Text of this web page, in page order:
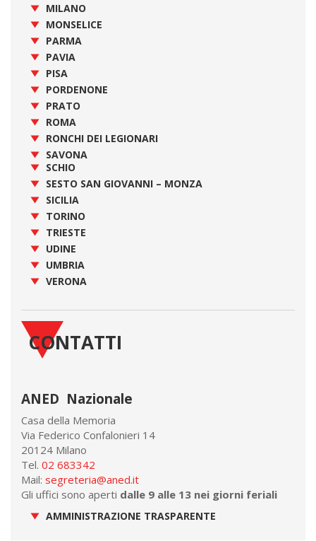
MILANO
MONSELICE
PARMA
PAVIA
PISA
PORDENONE
PRATO
ROMA
RONCHI DEI LEGIONARI
SAVONA
SCHIO
SESTO SAN GIOVANNI – MONZA
SICILIA
TORINO
TRIESTE
UDINE
UMBRIA
VERONA
CONTATTI
ANED Nazionale
Casa della Memoria
Via Federico Confalonieri 14
20124 Milano
Tel. 02 683342
Mail: segreteria@aned.it
Gli uffici sono aperti dalle 9 alle 13 nei giorni feriali
AMMINISTRAZIONE TRASPARENTE